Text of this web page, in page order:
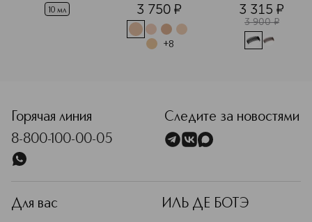
10 мл 3 750 ¤
+8
3 315 ¤
3 900 ¤
Горячая линия
8-800-100-00-05
Следите за новостями
Для вас ИЛЬ ДЕ БОТЭ